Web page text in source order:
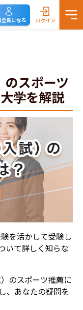
会員になる ログイン
スポーツ
学を解説
を活かして受験し
いて詳しく知らな
のスポーツ推薦に
、あなたの疑問を